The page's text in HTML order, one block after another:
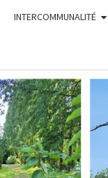
INTERCOMMUNALITÉ